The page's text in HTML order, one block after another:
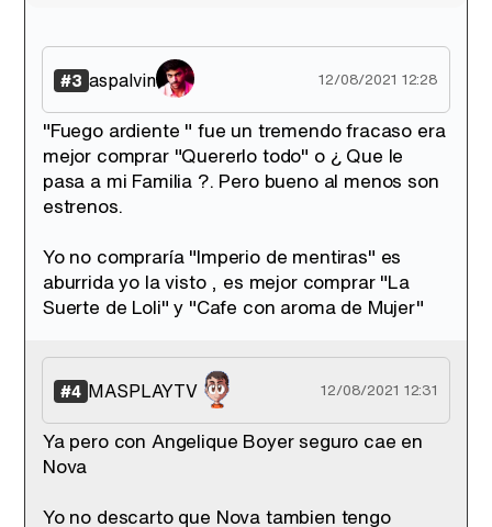
#3 aspalvin 12/08/2021 12:28
"Fuego ardiente " fue un tremendo fracaso era
mejor comprar "Quererlo todo" o ¿ Que le
pasa a mi Familia ?. Pero bueno al menos son
estrenos.
Yo no compraría "Imperio de mentiras" es
aburrida yo la visto , es mejor comprar "La
Suerte de Loli" y "Cafe con aroma de Mujer"
#4 MASPLAYTV 12/08/2021 12:31
Ya pero con Angelique Boyer seguro cae en
Nova
Yo no descarto que Nova tambien tengo